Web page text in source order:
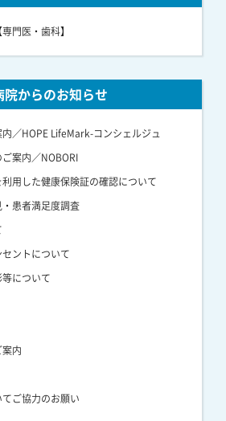
門医・歯科】
からのお知らせ
／HOPE LifeMark-コンシェルジュ
案内／NOBORI
用した健康保険証の確認について
患者満足度調査
ントについて
について
内
ご協力のお願い